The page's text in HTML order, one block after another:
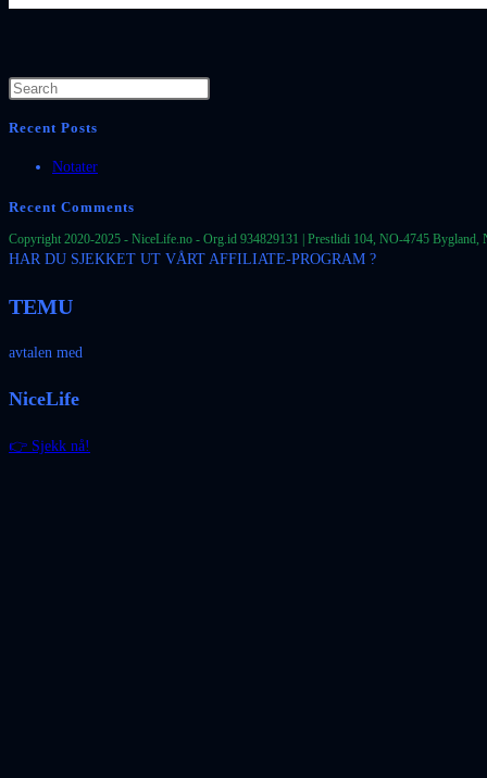
Recent Posts
Notater
Recent Comments
Copyright 2020-2025 - NiceLife.no - Org.id 934829131 | Prestlidi 104, NO-4745
HAR DU SJEKKET UT VÅRT AFFILIATE-PROGRAM ?
TEMU
avtalen med
NiceLife
👉 Sjekk nå!